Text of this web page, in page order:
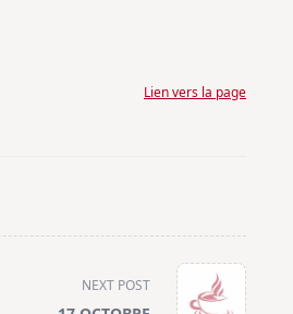
Lien vers la page
NEXT POST